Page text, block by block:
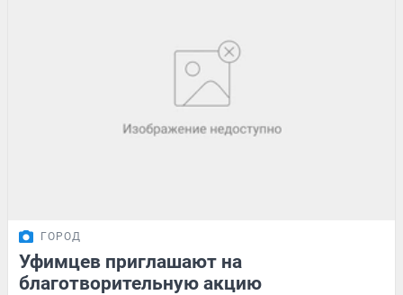
ГОРОД
Уфимцев приглашают на
благотворительную акцию